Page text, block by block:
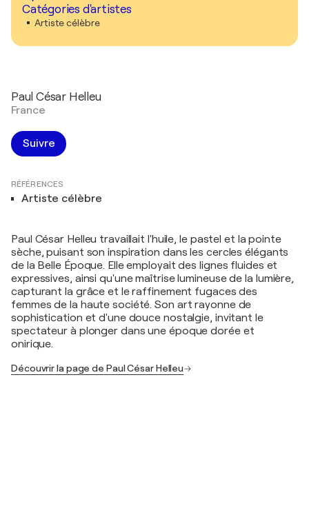
Catégories d'artistes
Artiste célèbre
Paul César Helleu
France
Suivre
RÉFÉRENCES
Artiste célèbre
Paul César Helleu travaillait l'huile, le pastel et la pointe
sèche, puisant son inspiration dans les cercles élégants
de la Belle Époque. Elle employait des lignes fluides et
expressives, ainsi qu'une maîtrise lumineuse de la lumière,
capturant la grâce et le raffinement fugaces des
femmes de la haute société. Son art rayonne de
sophistication et d'une douce nostalgie, invitant le
spectateur à plonger dans une époque dorée et
onirique.
Découvrir la page de Paul César Helleu